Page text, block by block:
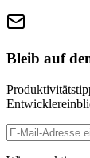
Bleib auf